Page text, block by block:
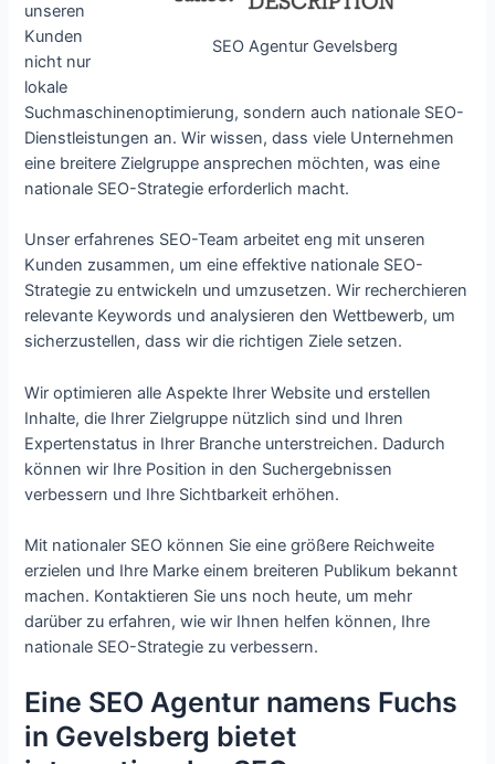
SEO Agentur Gevelsberg
unseren
Kunden
nicht nur
lokale
Suchmaschinenoptimierung, sondern auch nationale SEO-
Dienstleistungen an. Wir wissen, dass viele Unternehmen
eine breitere Zielgruppe ansprechen möchten, was eine
nationale SEO-Strategie erforderlich macht.
Unser erfahrenes SEO-Team arbeitet eng mit unseren
Kunden zusammen, um eine effektive nationale SEO-
Strategie zu entwickeln und umzusetzen. Wir recherchieren
relevante Keywords und analysieren den Wettbewerb, um
sicherzustellen, dass wir die richtigen Ziele setzen.
Wir optimieren alle Aspekte Ihrer Website und erstellen
Inhalte, die Ihrer Zielgruppe nützlich sind und Ihren
Expertenstatus in Ihrer Branche unterstreichen. Dadurch
können wir Ihre Position in den Suchergebnissen
verbessern und Ihre Sichtbarkeit erhöhen.
Mit nationaler SEO können Sie eine größere Reichweite
erzielen und Ihre Marke einem breiteren Publikum bekannt
machen. Kontaktieren Sie uns noch heute, um mehr
darüber zu erfahren, wie wir Ihnen helfen können, Ihre
nationale SEO-Strategie zu verbessern.
Eine SEO Agentur namens Fuchs
in Gevelsberg bietet